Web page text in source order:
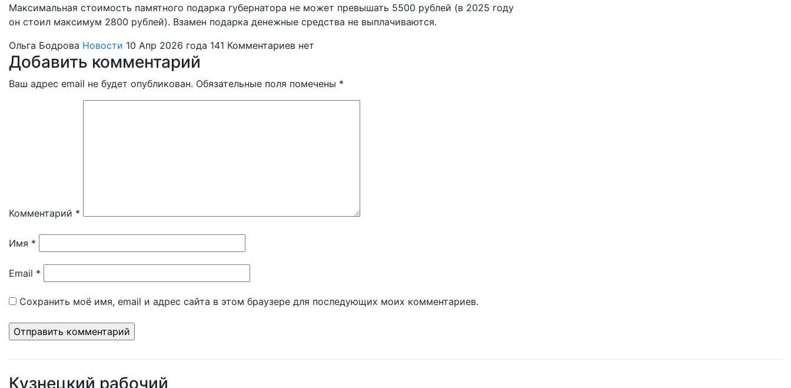
Максимальная стоимость памятного подарка губернатора не может превышать 5500 рублей (в 2025 году
он стоил максимум 2800 рублей). Взамен подарка денежные средства не выплачиваются.
Ольга Бодрова Новости 10 Апр 2026 года 141 Комментариев нет
Добавить комментарий
Ваш адрес email не будет опубликован. Обязательные поля помечены *
Комментарий *
Имя *
Email *
Сохранить моё имя, email и адрес сайта в этом браузере для последующих моих комментариев.
Кузнецкий рабочий